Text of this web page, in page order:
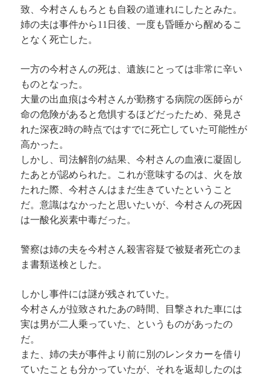
致、今村さんもろとも自殺の道連れにしたとみた。
姉の夫は事件から11日後、一度も昏睡から醒めるこ
となく死亡した。
一方の今村さんの死は、遺族にとっては非常に辛い
ものとなった。
大量の出血痕は今村さんが勤務する病院の医師らが
命の危険があると危惧するほどだったため、発見さ
れた深夜2時の時点ではすでに死亡していた可能性が
高かった。
しかし、司法解剖の結果、今村さんの血液に凝固し
たあとが認められた。これが意味するのは、火を放
たれた際、今村さんはまだ生きていたということ
だ。意識はなかったと思いたいが、今村さんの死因
は一酸化炭素中毒だった。
警察は姉の夫を今村さん殺害容疑で被疑者死亡のま
ま書類送検とした。
しかし事件には謎が残されていた。
今村さんが拉致されたあの時間、目撃された車には
実は男が二人乗っていた、というものがあったの
だ。
また、姉の夫が事件より前に別のレンタカーを借り
ていたことも分かっていたが、それを返却したのは